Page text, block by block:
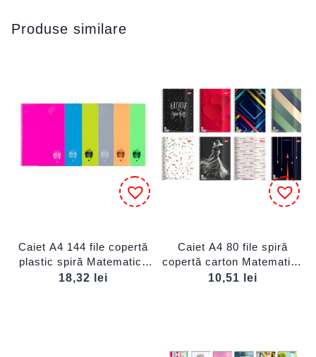
Produse similare
Caiet A4 144 file copertă
plastic spiră Matematică
DACO
18,32 lei
Caiet A4 80 file spiră
copertă carton Matematică
DACO
10,51 lei